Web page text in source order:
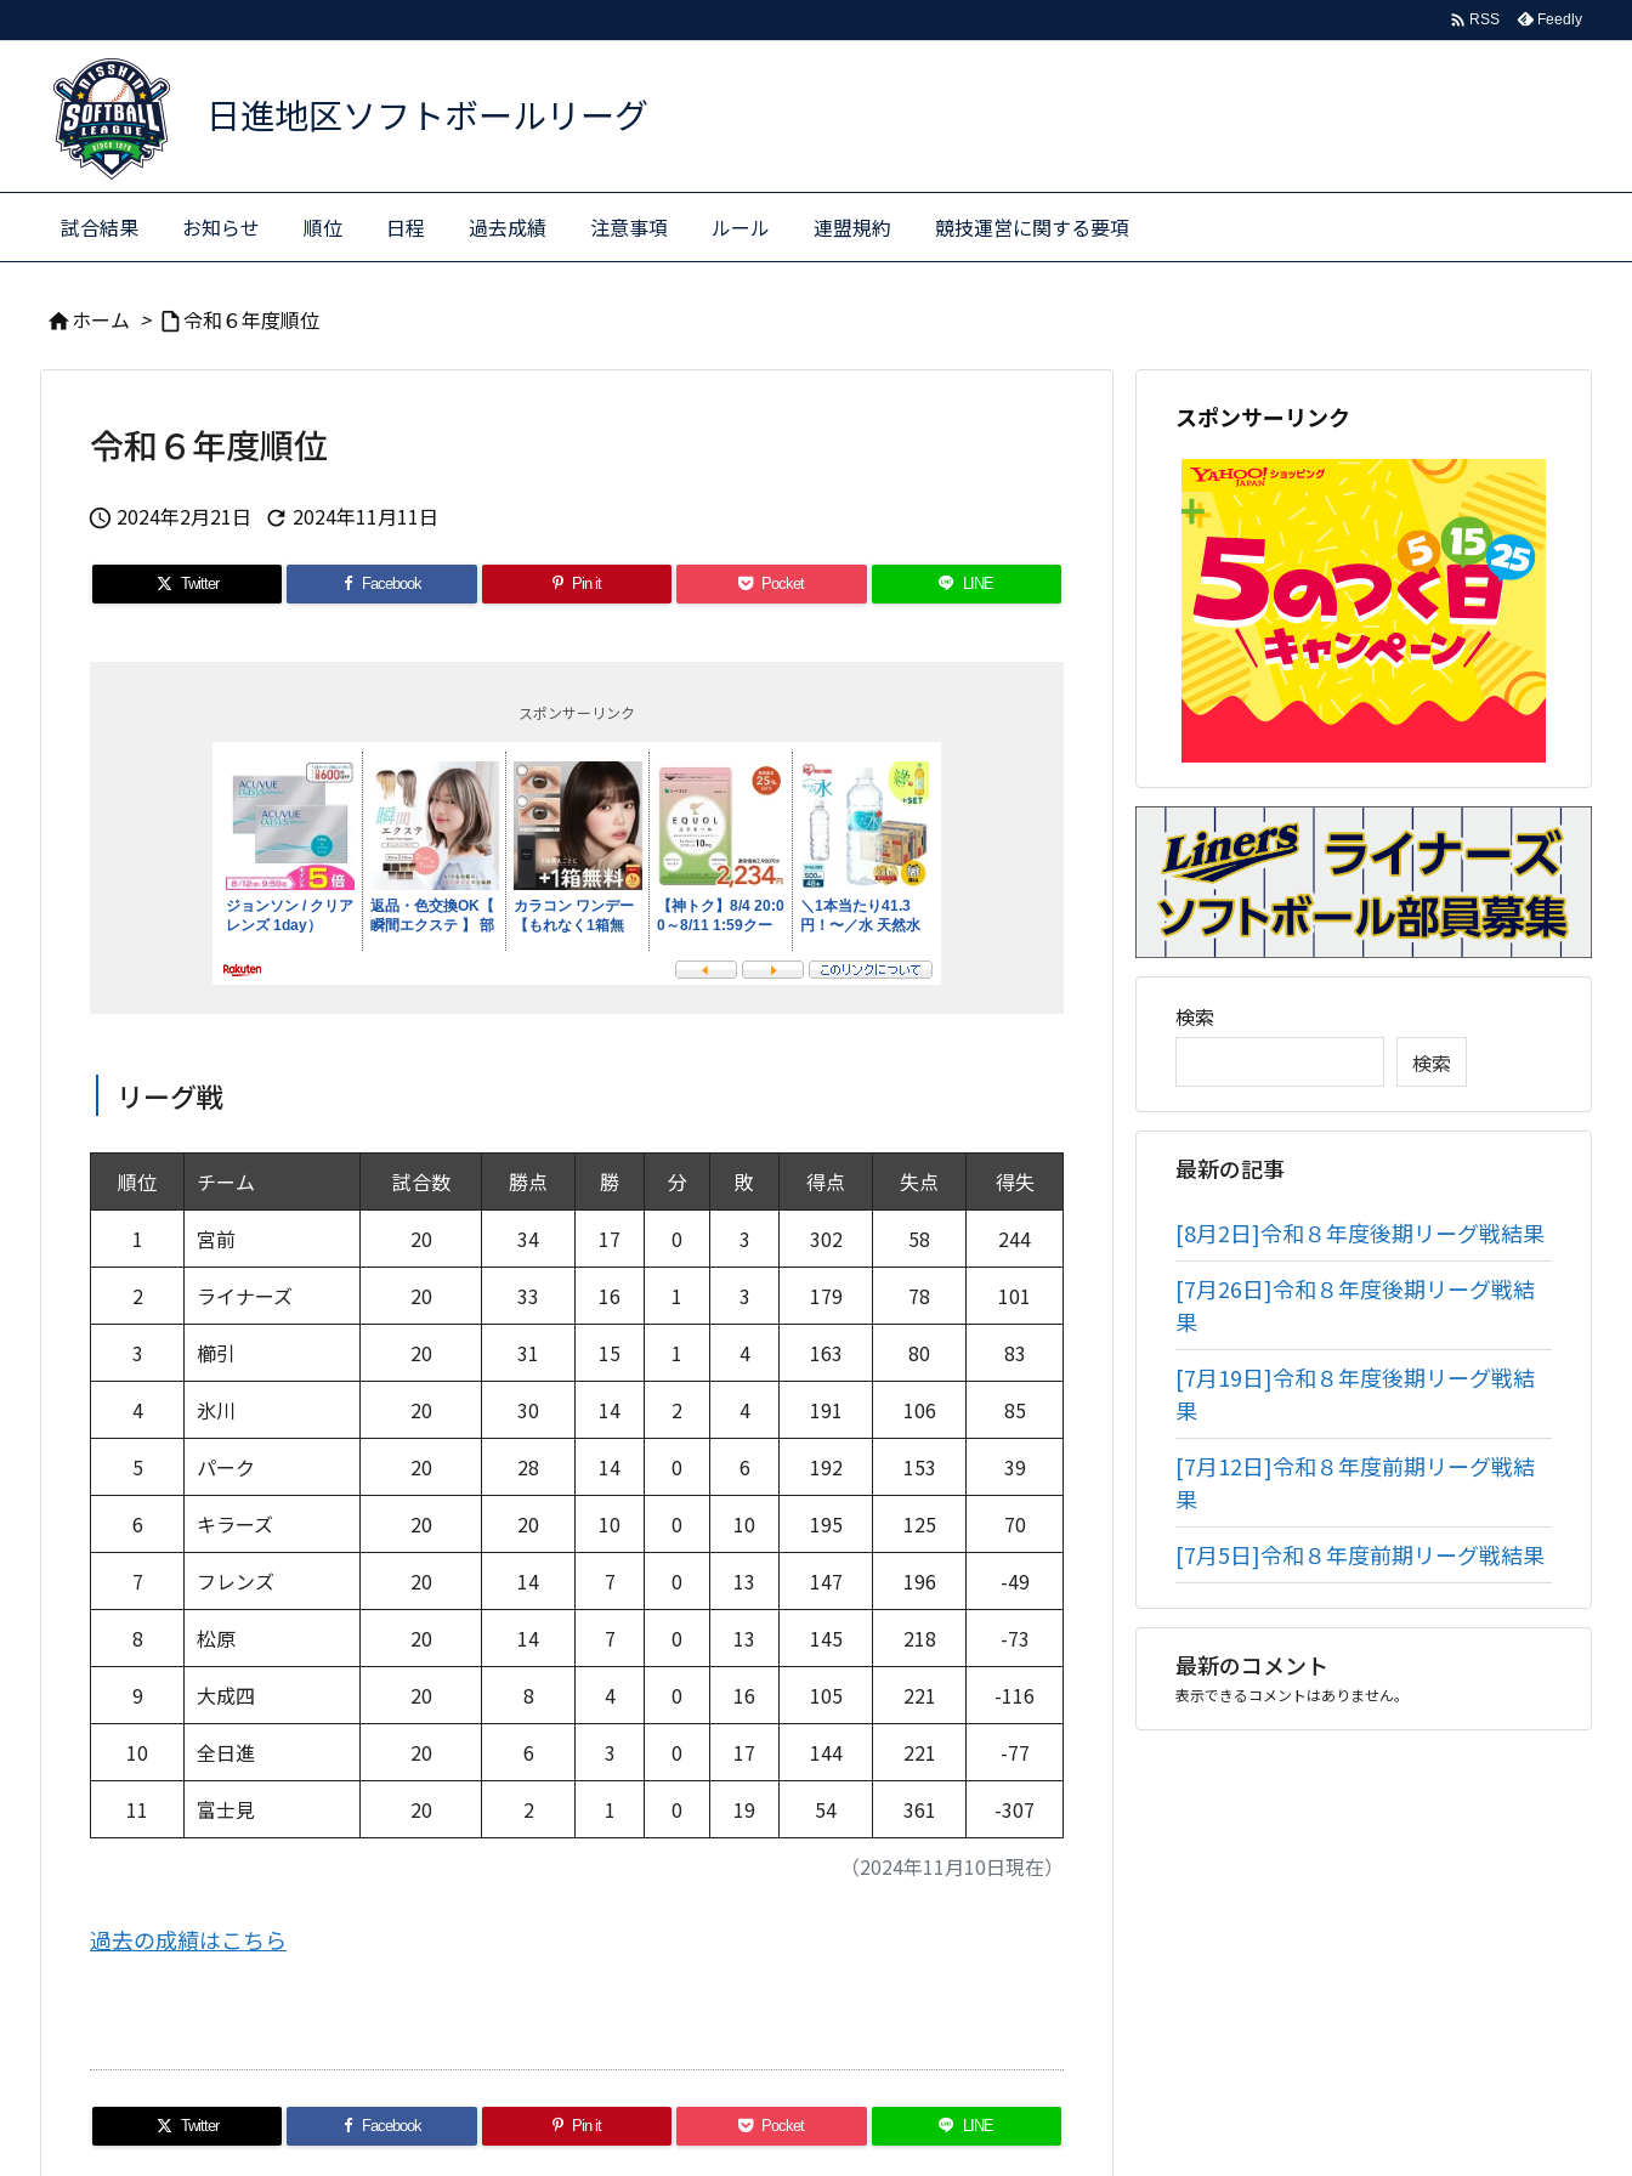
日進地区ソフトボールリーグ
試合結果 お知らせ 順位 日程 過去成績 注意事項 ルール 連盟規約 競技運営に関する要項
 RSS Feedly
ホーム > 令和６年度順位
令和６年度順位
 2024年2月21日  2024年11月11日
Twitter Facebook Pin it Pocket LINE
スポンサーリンク
リーグ戦
順位 チーム 試合数 勝点 勝 分 敗 得点 失点
得失
1
宮前 20 34 17 0 3 302 58
244
2
ライナーズ 20 33 16 1 3 179 78
101
3
櫛引 20 31 15 1 4 163 80
83
4
氷川 20 30 14 2 4 191 106
85
5
パーク 20 28 14 0 6 192 153
39
6
キラーズ 20 20 10 0 10 195 125
70
7
フレンズ 20 14 7 0 13 147 196
-49
8
松原 20 14 7 0 13 145 218
-73
9
大成四 20 8 4 0 16 105 221
-116
10
全日進 20 6 3 0 17 144 221
-77
11
富士見 20 2 1 0 19 54 361
-307
（2024年11月10日現在）
過去の成績はこちら
Twitter Facebook Pin it Pocket LINE
スポンサーリンク
検索
検索
最新の記事
[8月2日]令和８年度後期リーグ戦結果
[7月26日]令和８年度後期リーグ戦結
果
[7月19日]令和８年度後期リーグ戦結
果
[7月12日]令和８年度前期リーグ戦結
果
[7月5日]令和８年度前期リーグ戦結果
最新のコメント
表示できるコメントはありません。